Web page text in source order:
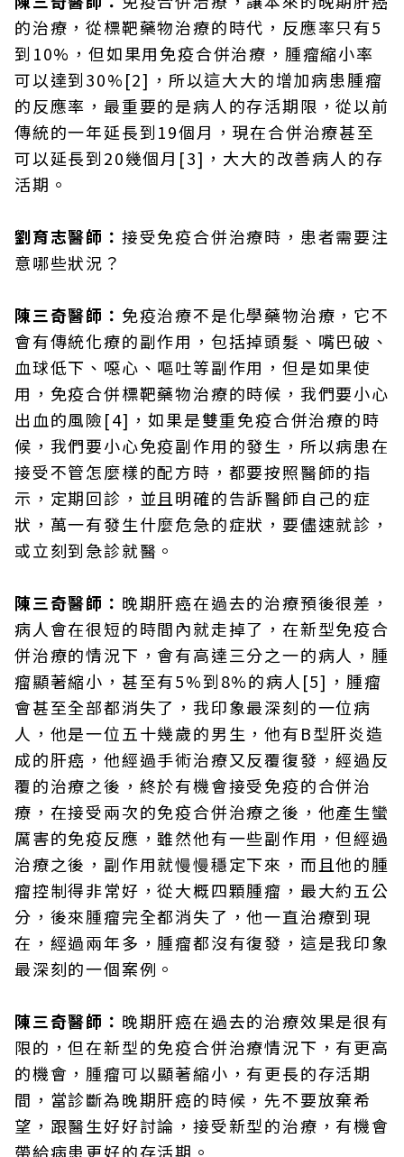
的治療，從標靶藥物治療的時代，反應率只有5
到10%，但如果用免疫合併治療，腫瘤縮小率
可以達到30%[2]，所以這大大的增加病患腫瘤
的反應率，最重要的是病人的存活期限，從以前
傳統的一年延長到19個月，現在合併治療甚至
可以延長到20幾個月[3]，大大的改善病人的存
活期。
劉育志醫師： 接受免疫合併治療時，患者需要注
意哪些狀況？
陳三奇醫師： 免疫治療不是化學藥物治療，它不
會有傳統化療的副作用，包括掉頭髮、嘴巴破、
血球低下、噁心、嘔吐等副作用，但是如果使
用，免疫合併標靶藥物治療的時候，我們要小心
出血的風險[4]，如果是雙重免疫合併治療的時
候，我們要小心免疫副作用的發生，所以病患在
接受不管怎麼樣的配方時，都要按照醫師的指
示，定期回診，並且明確的告訴醫師自己的症
狀，萬一有發生什麼危急的症狀，要儘速就診，
或立刻到急診就醫。
陳三奇醫師： 晚期肝癌在過去的治療預後很差，
病人會在很短的時間內就走掉了，在新型免疫合
併治療的情況下，會有高達三分之一的病人，腫
瘤顯著縮小，甚至有5%到8%的病人[5]，腫瘤
會甚至全部都消失了，我印象最深刻的一位病
人，他是一位五十幾歲的男生，他有B型肝炎造
成的肝癌，他經過手術治療又反覆復發，經過反
覆的治療之後，終於有機會接受免疫的合併治
療，在接受兩次的免疫合併治療之後，他產生蠻
厲害的免疫反應，雖然他有一些副作用，但經過
治療之後，副作用就慢慢穩定下來，而且他的腫
瘤控制得非常好，從大概四顆腫瘤，最大約五公
分，後來腫瘤完全都消失了，他一直治療到現
在，經過兩年多，腫瘤都沒有復發，這是我印象
最深刻的一個案例。
陳三奇醫師： 晚期肝癌在過去的治療效果是很有
限的，但在新型的免疫合併治療情況下，有更高
的機會，腫瘤可以顯著縮小，有更長的存活期
間，當診斷為晚期肝癌的時候，先不要放棄希
望，跟醫生好好討論，接受新型的治療，有機會
帶給病患更好的存活期。